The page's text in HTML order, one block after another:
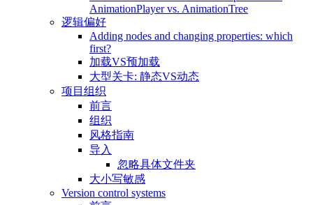
AnimationPlayer vs. AnimationTree
逻辑偏好
Adding nodes and changing properties: which
first?
加载VS预加载
大型关卡: 静态VS动态
项目组织
前言
组织
风格指南
导入
忽略具体文件夹
大小写敏感
Version control systems